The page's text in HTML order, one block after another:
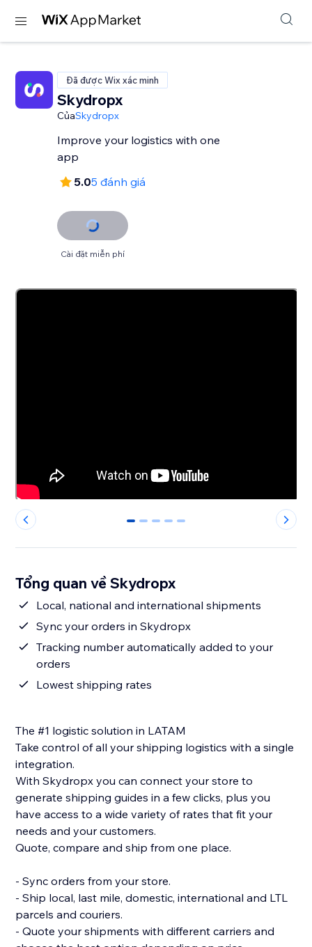
Đã được Wix xác minh
Skydropx
CủaSkydropx
Improve your logistics with one
app
5.05 đánh giá
Cài đặt miễn phí
0 1 2 3 4
Tổng quan về Skydropx
Local, national and international shipments
Sync your orders in Skydropx
Tracking number automatically added to your
orders
Lowest shipping rates
The #1 logistic solution in LATAM
Take control of all your shipping logistics with a single
integration.
With Skydropx you can connect your store to
generate shipping guides in a few clicks, plus you
have access to a wide variety of rates that fit your
needs and your customers.
Quote, compare and ship from one place.
- Sync orders from your store.
- Ship local, last mile, domestic, international and LTL
parcels and couriers.
- Quote your shipments with different carriers and